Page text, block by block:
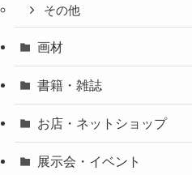
その他
画材
書籍・雑誌
お店・ネットショップ
展示会・イベント